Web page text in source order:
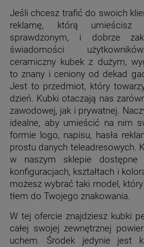
Jeśli chcesz trafić do swoich
reklamę, którą umieścisz
sprawdzonym, i dobrze
świadomości
ceramiczny kubek z dużym,
to znany i ceniony od dekad
Jest to przedmiot, który
dzień. Kubki otaczają nas
zawodowej, jak i prywatnej.
idealne, aby umieścić na nim
formie logo, napisu, hasła
prostu danych teleadresowych.
w naszym sklepie
konfiguracjach, kształtach i
możesz wybrać taki model,
tłem do Twojego znakowania.
W tej ofercie znajdziesz kubki
całej swojej zewnętrznej
uchem. Środek jedynie jest